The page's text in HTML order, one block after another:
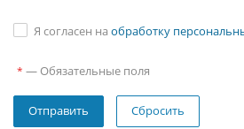
Я согласен на обработку
* — Обязательные поля
Сбросить